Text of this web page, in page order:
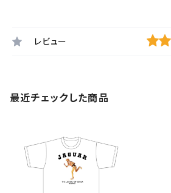
レビュー
最近チェックした商品